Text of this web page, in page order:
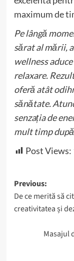
maximum de
Pe lângă
sărat al mării,
wellness
relaxare.
oferă atât
sănătate.
senzația de
mult timp
Post Views:
Post
Previous:
De ce merită să
creativitatea și
Masajul